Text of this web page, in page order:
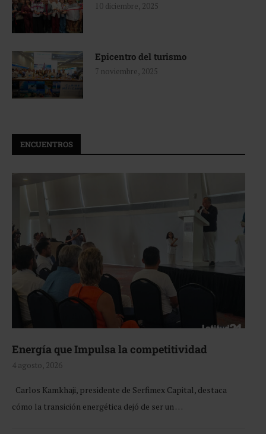
10 diciembre, 2025
Epicentro del turismo
7 noviembre, 2025
ENCUENTROS
Energía que Impulsa la competitividad
4 agosto, 2026
Carlos Kamkhaji, presidente de Serfimex Capital, destaca
cómo la transición energética dejó de ser un …